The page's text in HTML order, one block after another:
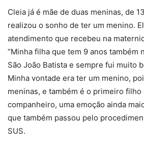
Cleia já é mãe de duas meninas, de
realizou o sonho de ter um menino.
atendimento que recebeu na
“Minha filha que tem 9 anos também
São João Batista e sempre fui muito
Minha vontade era ter um menino,
meninas, e também é o primeiro filho
companheiro, uma emoção ainda
que também passou pelo
SUS.